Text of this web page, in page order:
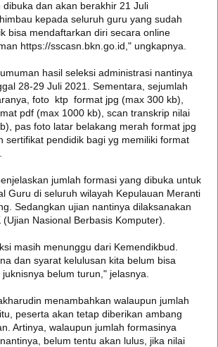
dan akan berakhir 21 Juli
kepada seluruh guru yang sudah
bisa mendaftarkan diri secara online
https://sscasn.bkn.go.id," ungkapnya.
hasil seleksi administrasi nantinya
28-29 Juli 2021. Sementara, sejumlah
foto ktp format jpg (max 300 kb),
pdf (max 1000 kb), scan transkrip nilai
pas foto latar belakang merah format jpg
sertifikat pendidik bagi yg memiliki format
jumlah formasi yang dibuka untuk
Guru di seluruh wilayah Kepulauan Meranti
Sedangkan ujian nantinya dilaksanakan
Nasional Berbasis Komputer).
masih menunggu dari Kemendikbud.
dan syarat kelulusan kita belum bisa
belum turun," jelasnya.
menambahkan walaupun jumlah
peserta akan tetap diberikan ambang
Artinya, walaupun jumlah formasinya
belum tentu akan lulus, jika nilai